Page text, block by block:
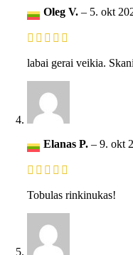
Oleg V. – 5. okt
labai gerai veikia.
Elanas P. – 9. okt
Tobulas rinkinukas!